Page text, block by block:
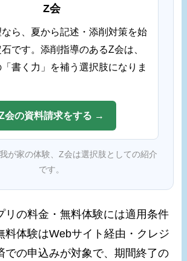
Z会
ら、夏から記述・添削対策を始
です。添削指導のあるZ会は、
書く力」を補う選択肢になりま
会の資料請求をする →
が家の体験、Z会は選択肢としての紹介
です。
の料金・無料体験には適用条件
料体験はWebサイト経由・クレジ
での申込みが対象で、期間終了の